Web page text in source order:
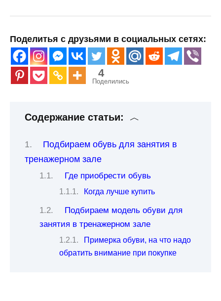
Поделитья с друзьями в социальных сетях:
4
Поделились
Содержание статьи:
Подбираем обувь для занятия в
тренажерном зале
Где приобрести обувь
Когда лучше купить
Подбираем модель обуви для
занятия в тренажерном зале
Примерка обуви, на что надо
обратить внимание при покупке